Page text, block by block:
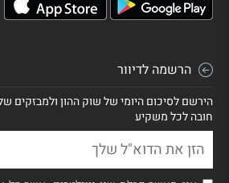
הרשמה לדיוור
הירשם לסיכום היומי של שוק ההון ולמבזקים של
חובה לכל משקיע